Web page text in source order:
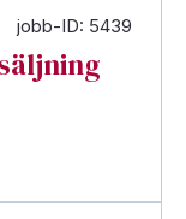
jobb-ID: 5439